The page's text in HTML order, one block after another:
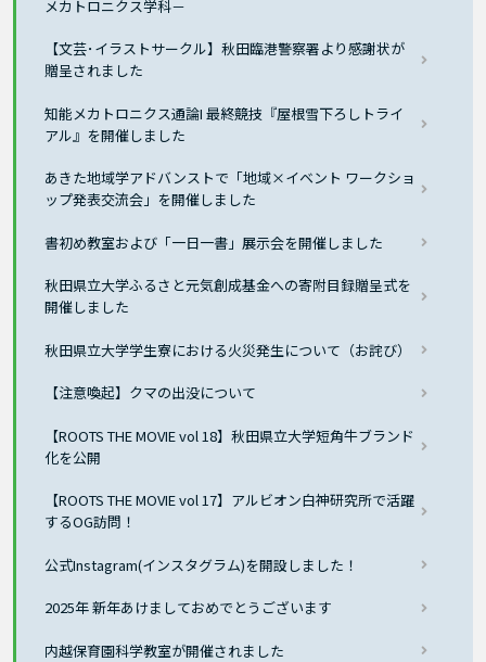
メカトロニクス学科－
【文芸･イラストサークル】秋田臨港警察署より感謝状が
贈呈されました
知能メカトロニクス通論I 最終競技『屋根雪下ろしトライ
アル』を開催しました
あきた地域学アドバンストで「地域×イベント ワークショ
ップ発表交流会」を開催しました
書初め教室および「一日一書」展示会を開催しました
秋田県立大学ふるさと元気創成基金への寄附目録贈呈式を
開催しました
秋田県立大学学生寮における火災発生について（お詫び）
【注意喚起】クマの出没について
【ROOTS THE MOVIE vol 18】秋田県立大学短角牛ブランド
化を公開
【ROOTS THE MOVIE vol 17】アルビオン白神研究所で活躍
するOG訪問！
公式Instagram(インスタグラム)を開設しました！
2025年 新年あけましておめでとうございます
内越保育園科学教室が開催されました